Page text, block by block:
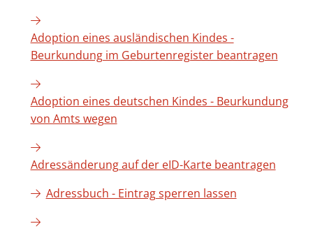
Adoption eines ausländischen Kindes -
Beurkundung im Geburtenregister beantragen
Adoption eines deutschen Kindes - Beurkundung
von Amts wegen
Adressänderung auf der eID-Karte beantragen
Adressbuch - Eintrag sperren lassen